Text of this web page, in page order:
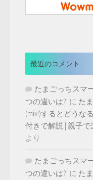
最近のコメント
たまごっちスマ
つの違いは?! に た
(mix!)するとどうな
付きで解説 | 親子
より
たまごっちスマ
つの違いは?! に た